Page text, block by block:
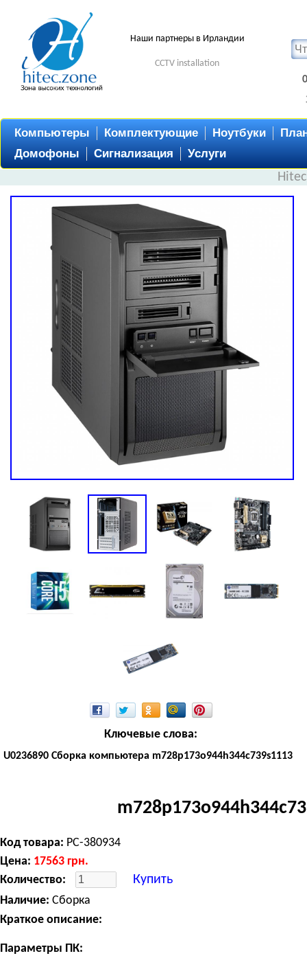
Наши партнеры в Ирландии
CCTV installation
Компьютеры Комплектующие Ноутбуки
Домофоны
Сигнализация Услуги
Ключевые слова:
U0236890 Сборка компьютера m728p173o944h344c739s1113
Код товара: PC-380934
Цена: 17563 грн.
Количество:
Купить
Наличие: Сборка
Краткое описание:
Параметры ПК: